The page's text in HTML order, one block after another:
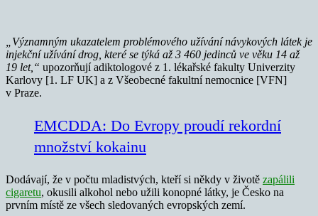
„Významným ukazatelem problémového užívání návykových látek je
injekční užívání drog, které se týká až 3 460 jedinců ve věku 14 až
19 let,“ upozorňují adiktologové z 1. lékařské fakulty Univerzity
Karlovy [1. LF UK] a z Všeobecné fakultní nemocnice [VFN]
v Praze.
EMCDDA: Do Evropy proudí rekordní
množství kokainu
Dodávají, že v počtu mladistvých, kteří si někdy v životě zapálili
cigaretu, okusili alkohol nebo užili konopné látky, je Česko na
prvním místě ze všech sledovaných evropských zemí.